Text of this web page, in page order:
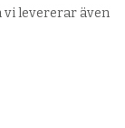
vi levererar även